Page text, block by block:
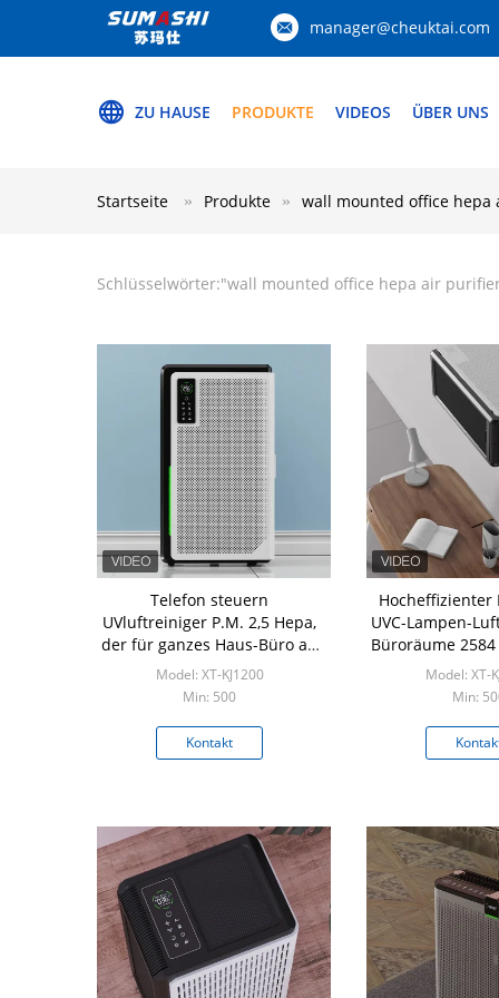
manager@cheuktai.com
ZU HAUSE PRODUKTE VIDEOS ÜBER UNS
Startseite Produkte wall mounted office
Schlüsselwörter:"wall mounted office hepa air
Telefon steuern
UVluftreiniger P.M. 2,5 Hepa,
der für ganzes Haus-Büro an
der Wand befestigt ist
Model: XT-KJ1200
Min: 500
Kontakt
Hocheffizienter
UVC-Lampen-
Büroräume
Model: XT-
Min: